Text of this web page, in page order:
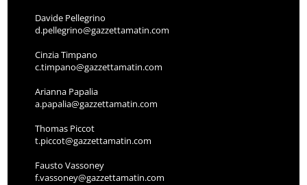
Davide Pellegrino
d.pellegrino@gazzettamatin.com
Cinzia Timpano
c.timpano@gazzettamatin.com
Arianna Papalia
a.papalia@gazzettamatin.com
Thomas Piccot
t.piccot@gazzettamatin.com
Fausto Vassoney
f.vassoney@gazzettamatin.com